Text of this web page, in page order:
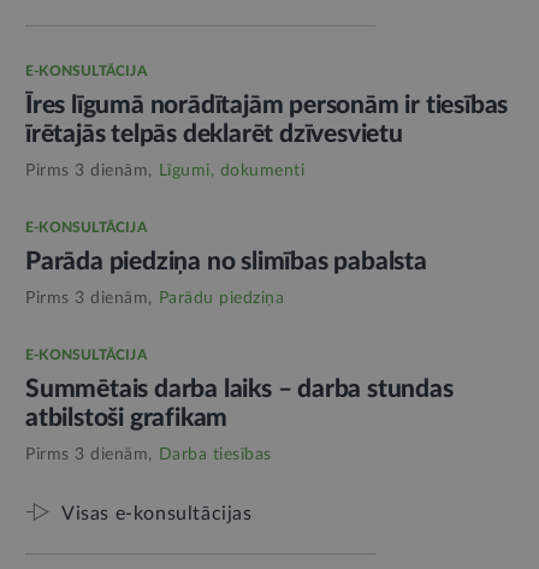
E-KONSULTĀCIJA
Īres līgumā norādītajām personām ir tiesības
īrētajās telpās deklarēt dzīvesvietu
Pirms 3 dienām, Līgumi, dokumenti
E-KONSULTĀCIJA
Parāda piedziņa no slimības pabalsta
Pirms 3 dienām, Parādu piedziņa
E-KONSULTĀCIJA
Summētais darba laiks – darba stundas
atbilstoši grafikam
Pirms 3 dienām, Darba tiesības
Visas e-konsultācijas